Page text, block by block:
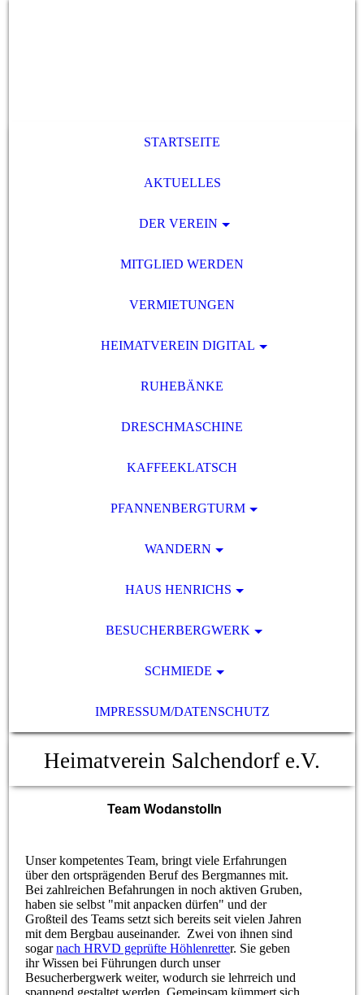
STARTSEITE
AKTUELLES
DER VEREIN
MITGLIED WERDEN
VERMIETUNGEN
HEIMATVEREIN DIGITAL
RUHEBÄNKE
DRESCHMASCHINE
KAFFEEKLATSCH
PFANNENBERGTURM
WANDERN
HAUS HENRICHS
BESUCHERBERGWERK
SCHMIEDE
IMPRESSUM/DATENSCHUTZ
Heimatverein Salchendorf e.V.
Team Wodanstolln
Unser kompetentes Team, bringt viele Erfahrungen
über den ortsprägenden Beruf des Bergmannes mit.
Bei zahlreichen Befahrungen in noch aktiven Gruben,
haben sie selbst "mit anpacken dürfen" und der
Großteil des Teams setzt sich bereits seit vielen Jahren
mit dem Bergbau auseinander. Zwei von ihnen sind
sogarnach HRVD geprüfte Höhlenretter. Sie geben
ihr Wissen bei Führungen durch unser
Besucherbergwerk weiter, wodurch sie lehrreich und